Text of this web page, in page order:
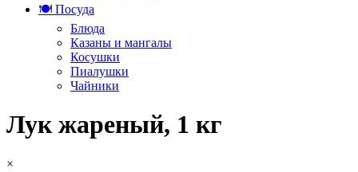
🍽️ Посуда
Блюда
Казаны и мангалы
Косушки
Пиалушки
Чайники
Лук жареный, 1 кг
×